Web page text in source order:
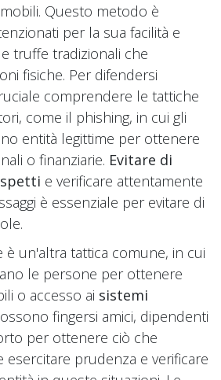
Questo metodo è
per la sua facilità e
truffe tradizionali che
fisiche. Per difendersi
comprendere le tattiche
come il phishing, in cui gli
entità legittime per ottenere
o finanziarie. Evitare di
e verificare attentamente
è essenziale per evitare di
è un'altra tattica comune, in cui
le persone per ottenere
o accesso ai sistemi
fingersi amici, dipendenti
per ottenere ciò che
esercitare prudenza e verificare